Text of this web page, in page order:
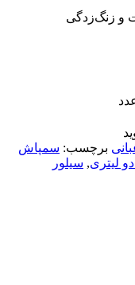
و زنگ‌زدگی
برچسب: سمپاش
لیتری, سیلور